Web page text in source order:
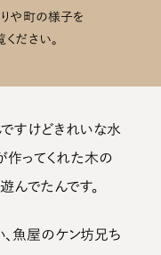
りや町の様子を
ださい。
すけどきれいな水
作ってくれた木の
んでたんです。
魚屋のケン坊兄ち